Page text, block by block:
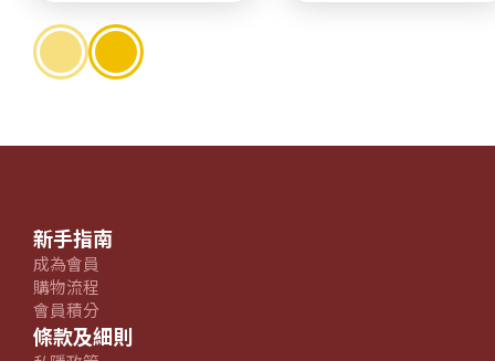
新手指南
成為會員
購物流程
會員積分
條款及細則